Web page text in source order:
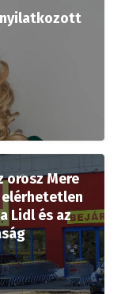
nyilatkozott
orosz Mere
elérhetetlen
Lidl és az